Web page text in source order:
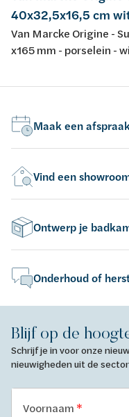
40x32,5x16,5 cm
Van Marcke Origine -
x165 mm - porselein -
Maak een
Vind een
Ontwerp je
Onderhoud of
Blijf op de
Schrijf je in voor onze
nieuwigheden uit de
Voornaam